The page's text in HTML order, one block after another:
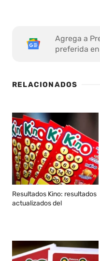
Agrega a
preferida
RELACIONADOS
Resultados Kino: resultados
actualizados del